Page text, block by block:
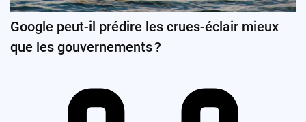
Google peut-il prédire les crues-éclair mieux
que les gouvernements ?